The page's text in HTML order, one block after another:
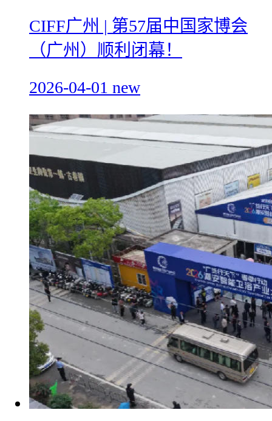
CIFF广州 | 第57届中国家博会
（广州）顺利闭幕！
2026-04-01 new